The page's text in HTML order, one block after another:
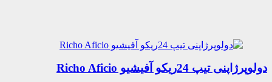
دولوپرژاپنی تیپ 24ریکو آفیشیو Richo Aficio